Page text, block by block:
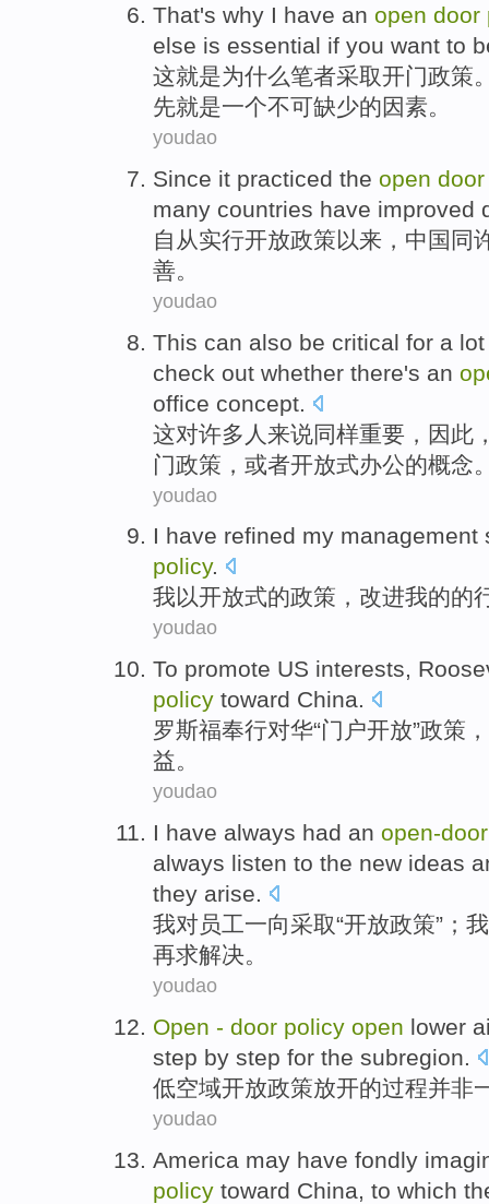
That's why I have an open door
else is essential if you want to
这就是为什么笔者采取开门政策
先就是一个不可缺少的因素。
youdao
Since it practiced the open door
many countries have improved
自从实行开放政策以来， 中国 同
善。
youdao
This can also be critical for a lot
check out whether there's an
office concept
这对许多 人来说同样重要 ， 因此
门政策 ， 或者开放式办公的概念
youdao
I have refined my management
policy.
我以开放式的政策 ， 改进我的的
youdao
To promote US interests,
policy toward China.
罗斯福奉行对华“门户开放”政策 ，
益。
youdao
I have always had an open-door
always listen to the new ideas
they arise.
我对员工一向采取“开放政策”；我
再求解决。
youdao
Open - door policy open lower
step by step for the subregion.
低空域开放政策放开的过程并非
youdao
America may have fondly
policy toward China , to which